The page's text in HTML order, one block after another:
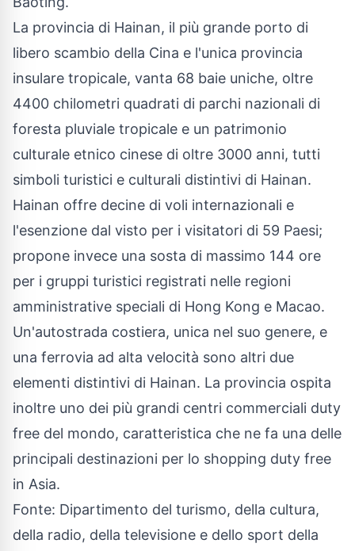
La provincia di Hainan, il più grande porto di
libero scambio della Cina e l'unica provincia
insulare tropicale, vanta 68 baie uniche, oltre
4400 chilometri quadrati di parchi nazionali di
foresta pluviale tropicale e un patrimonio
culturale etnico cinese di oltre 3000 anni, tutti
simboli turistici e culturali distintivi di Hainan.
Hainan offre decine di voli internazionali e
l'esenzione dal visto per i visitatori di 59 Paesi;
propone invece una sosta di massimo 144 ore
per i gruppi turistici registrati nelle regioni
amministrative speciali di Hong Kong e Macao.
Un'autostrada costiera, unica nel suo genere, e
una ferrovia ad alta velocità sono altri due
elementi distintivi di Hainan. La provincia ospita
inoltre uno dei più grandi centri commerciali duty
free del mondo, caratteristica che ne fa una delle
principali destinazioni per lo shopping duty free
in Asia.
Fonte: Dipartimento del turismo, della cultura,
della radio, della televisione e dello sport della